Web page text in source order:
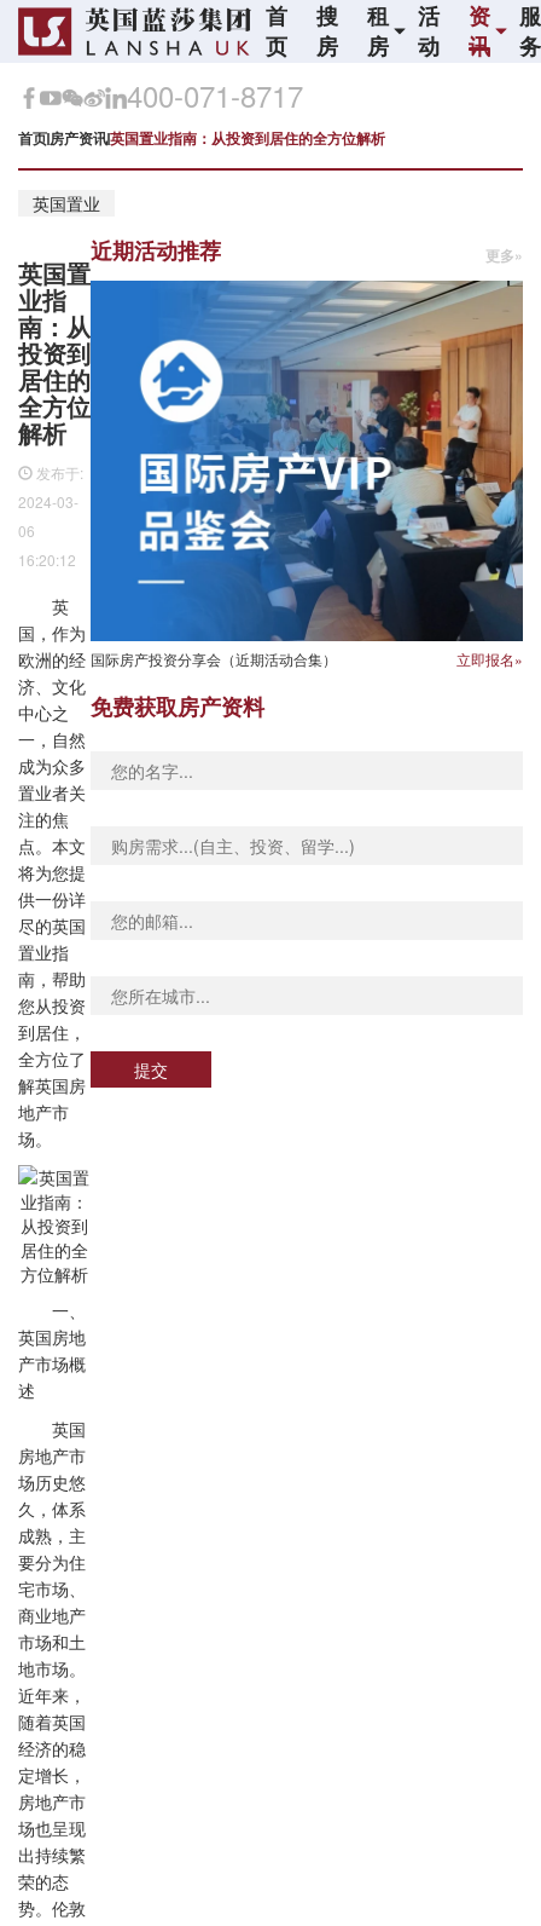
首
页
搜
房
租
房
活
动
资
讯
服
务
400-071-8717
首页房产资讯英国置业指南：从投资到居住的全方位解析
英国置业
英国置
业指
南：从
投资到
居住的
全方位
解析
发布于:
2024-03-
06
16:20:12
英
国，作为
欧洲的经
济、文化
中心之
一，自然
成为众多
置业者关
注的焦
点。本文
将为您提
供一份详
尽的英国
置业指
南，帮助
您从投资
到居住，
全方位了
解英国房
地产市
场。
一、
英国房地
产市场概
述
英国
房地产市
场历史悠
久，体系
成熟，主
要分为住
宅市场、
商业地产
市场和土
地市场。
近年来，
随着英国
经济的稳
定增长，
房地产市
场也呈现
出持续繁
荣的态
势。伦敦
近期活动推荐 更多»
国际房产投资分享会（近期活动合集） 立即报名»
免费获取房产资料
提交